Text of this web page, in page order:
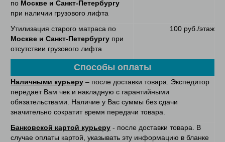
по Москве и Санкт-Петербургу
при наличии грузового лифта
Утилизация старого матраса по
Москве и Санкт-Петербургу при
отсутствии грузового лифта
100 руб./этаж
Способы оплаты
Наличными курьеру – после доставки товара. Экспедитор
передает Вам чек и накладную с гарантийными
обязательствами. Наличие у Вас суммы без сдачи
значительно сократит время передачи товара.
Банковской картой курьеру - после доставки товара. В
случае оплаты картой, указывать эту информацию в бланке